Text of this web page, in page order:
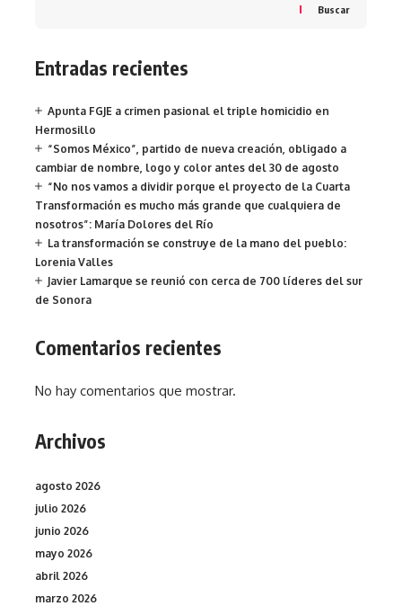
Buscar
Entradas recientes
Apunta FGJE a crimen pasional el triple homicidio en
Hermosillo
“Somos México”, partido de nueva creación, obligado a
cambiar de nombre, logo y color antes del 30 de agosto
“No nos vamos a dividir porque el proyecto de la Cuarta
Transformación es mucho más grande que cualquiera de
nosotros”: María Dolores del Río
La transformación se construye de la mano del pueblo:
Lorenia Valles
Javier Lamarque se reunió con cerca de 700 líderes del sur
de Sonora
Comentarios recientes
No hay comentarios que mostrar.
Archivos
agosto 2026
julio 2026
junio 2026
mayo 2026
abril 2026
marzo 2026